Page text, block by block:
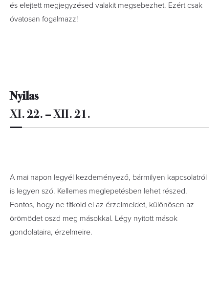
és elejtett megjegyzésed valakit megsebezhet. Ezért csak
óvatosan fogalmazz!
Nyilas
XI. 22. – XII. 21.
A mai napon legyél kezdeményező, bármilyen kapcsolatról
is legyen szó. Kellemes meglepetésben lehet részed.
Fontos, hogy ne titkold el az érzelmeidet, különösen az
örömödet oszd meg másokkal. Légy nyitott mások
gondolataira, érzelmeire.